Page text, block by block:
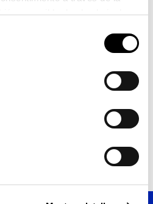
accesible desde el pie de
del EEE (más información